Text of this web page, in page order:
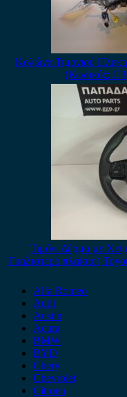
Κολώνα Τιμονιού
(Κωδικός:
Τιμόνι Δέρμα με
Γυαλιστερό πλαίσιο)
Alfa Romeo
Audi
Austin
Acura
BMW
BYD
Chery
Chevrolet
Citroen